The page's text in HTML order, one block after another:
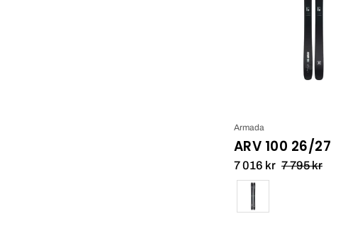
ARV 100 26/27
Armada
7 016 kr 7 795 kr
Färg